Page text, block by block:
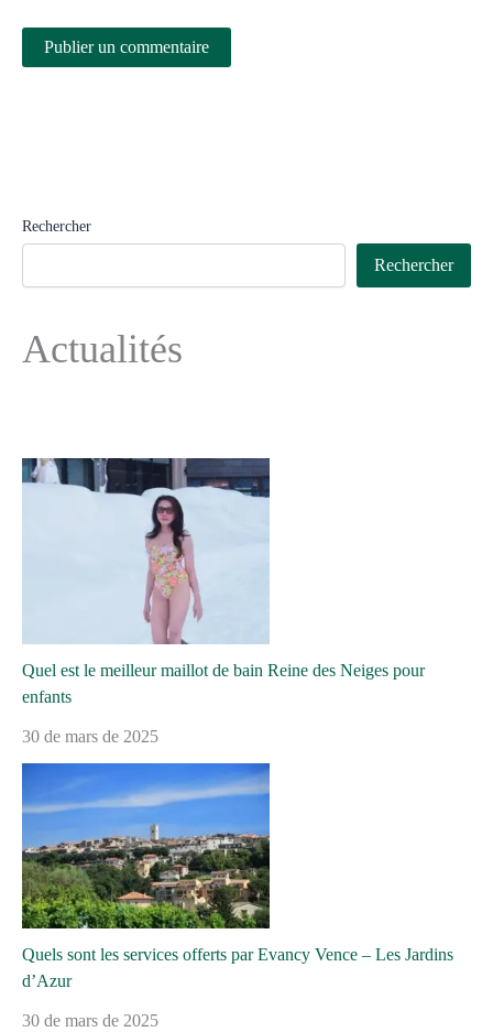
Rechercher
Rechercher
Actualités
Quel est le meilleur maillot de bain Reine des Neiges pour
enfants
30 de mars de 2025
Quels sont les services offerts par Evancy Vence – Les Jardins
d’Azur
30 de mars de 2025